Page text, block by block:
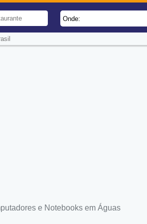
Onde:
e Notebooks em Águas